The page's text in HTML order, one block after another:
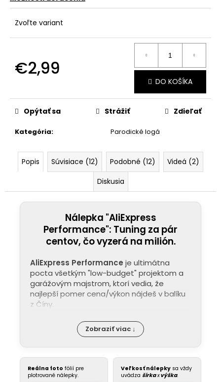
Zvoľte variant
€2,99
DO KOŠÍKA
Kategória: Parodické logá
Opýtať sa Strážiť Zdieľať
Popis Súvisiace (12) Podobné (12)
Videá (2)
Diskusia
Nálepka "AliExpress
Performance": Tuning za pár
centov, čo vyzerá na milión.
AliExpress Performance je ultimátna
pocta všetkým "low-budget" projektom a
garážovým majstrom, ktorí vedia, že
najlepší pomer cena/výkon nájdeš v balíku
z Číny.
Zobraziť viac ↓
Reálna foto fólií pre
plotrované nálepky.
Veľkosť nálepky sa vždy
uvádza šírkaxvýška.